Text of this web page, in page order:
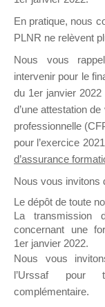
Ce groupe
Formation
sur lequel il
ou poser
NB : Il est
pouvoir
En pratique, nous
PLNR ne relèvent
Nous vous
intervenir pour le
du 1er janvier
d’une attestation
professionnelle
pour l’exercice
d’assurance
Nous vous invitons
Le dépôt de toute
La transmission
concernant une
1er janvier 2022.
Nous vous
l’Urssaf pour
complémentaire.